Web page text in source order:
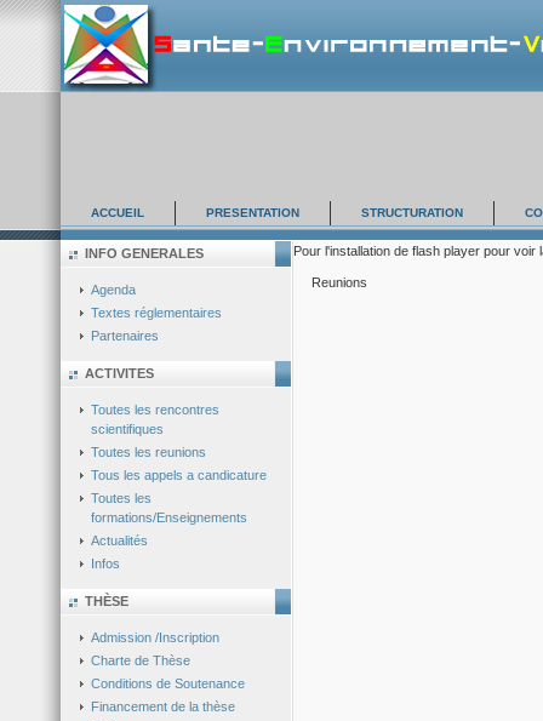
ACCUEIL PRESENTATION STRUCTURATION
Pour l'installation de flash player pour voir
Reunions
INFO GENERALES
Agenda
Textes réglementaires
Partenaires
ACTIVITES
Toutes les rencontres
scientifiques
Toutes les reunions
Tous les appels a candicature
Toutes les
formations/Enseignements
Actualités
Infos
THÈSE
Admission /Inscription
Charte de Thèse
Conditions de Soutenance
Financement de la thèse